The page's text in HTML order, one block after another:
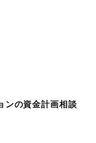
ンの資金計画相談